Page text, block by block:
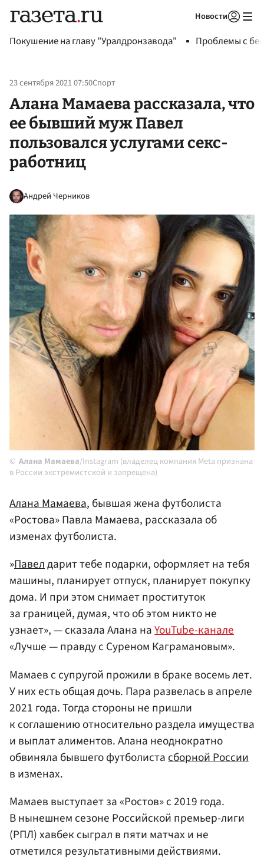
Новости
Покушение на главу "Уралдронзавода" Проблемы с
23 сентября 2021 07:50Спорт
Алана Мамаева рассказала, что
ее бывший муж Павел
пользовался услугами секс-
работниц
Андрей Черников
Алана Мамаева/Instagram (владелец компания Meta признана
в России экстремистской и запрещена)
Алана Мамаева, бывшая жена футболиста
«Ростова» Павла Мамаева, рассказала об
изменах футболиста.
»Павелдарит тебе подарки, оформляет на тебя
машины, планирует отпуск, планирует покупку
дома. И при этом снимает проституток
за границей, думая, что об этом никто не
узнает», — сказала Алана наYouTube-канале
«Лучше — правду с Суреном Каграмановым».
Мамаев с супругой прожили в браке восемь лет.
У них есть общая дочь. Пара развелась в апреле
2021 года. Тогда стороны не пришли
к соглашению относительно раздела имущества
и выплат алиментов. Алана неоднократно
обвиняла бывшего футболиста сборной России
в изменах.
Мамаев выступает за «Ростов» с 2019 года.
В нынешнем сезоне Российской премьер-лиги
(РПЛ) хавбек сыграл в пяти матчах и не
отметился результативными действиями.